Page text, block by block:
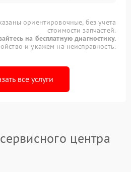
ориентировочные, без учета
стоимости запчастей.
на бесплатную диагностику.
и укажем на неисправность.
все услуги
центра